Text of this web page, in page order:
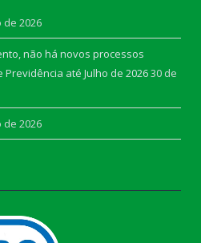
de 2026
não há novos processos
até Julho de 202630 de
de 2026